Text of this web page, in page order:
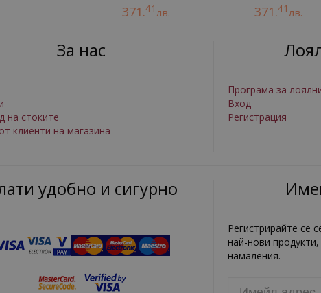
371.41лв.
371.41лв.
За нас
на стоките
клиенти на магазина
Програма за
Вход
Регистрация
удобно и сигурно
Регистрирайте се
най-нови
намаления.